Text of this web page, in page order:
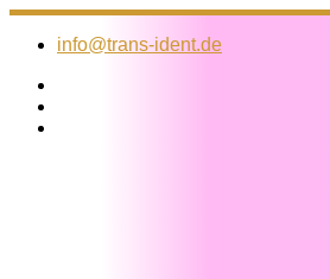
Zum
Inhalt
info@trans-ident.de